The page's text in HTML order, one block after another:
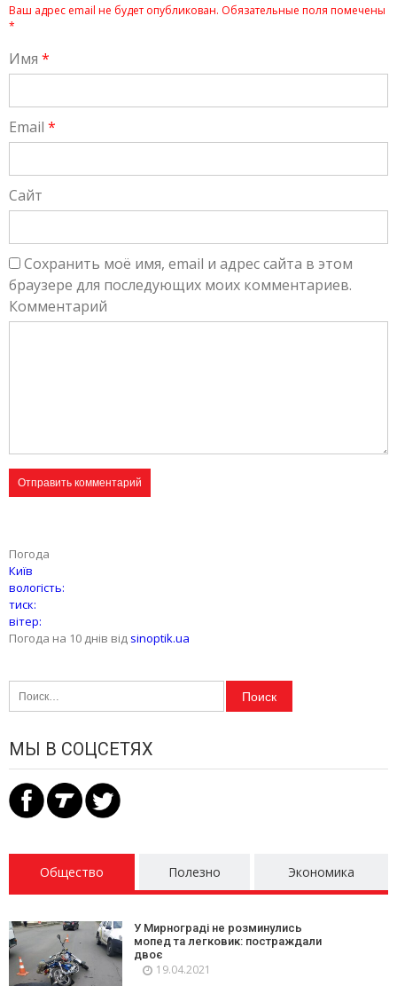
Ваш адрес email не будет опубликован. Обязательные поля помечены
*
Имя *
Email *
Сайт
Сохранить моё имя, email и адрес сайта в этом
браузере для последующих моих комментариев.
Комментарий
Погода
Київ
вологість:
тиск:
вітер:
Погода на 10 днів від sinoptik.ua
Найти:
МЫ В СОЦСЕТЯХ
Общество Полезно Экономика
У Мирнограді не розминулись
мопед та легковик: постраждали
двоє
19.04.2021